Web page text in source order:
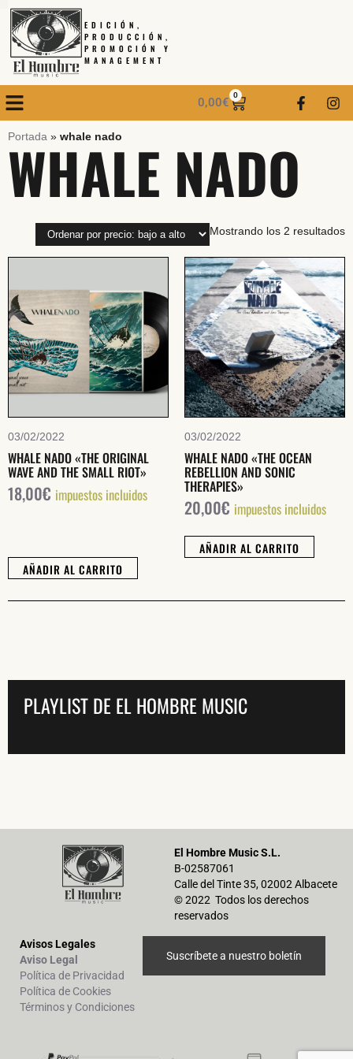
EDICIÓN,
PRODUCCIÓN,
PROMOCIÓN Y
MANAGEMENT
0,00€
0
Portada » whale nado
WHALE NADO
Mostrando los 2 resultados
03/02/2022
WHALE NADO «THE ORIGINAL
WAVE AND THE SMALL RIOT»
18,00€ impuestos incluidos
AÑADIR AL CARRITO
03/02/2022
WHALE NADO «THE OCEAN
REBELLION AND SONIC
THERAPIES»
20,00€ impuestos incluidos
AÑADIR AL CARRITO
PLAYLIST DE EL HOMBRE MUSIC
El Hombre Music S.L.
B-02587061
Calle del Tinte 35, 02002 Albacete
© 2022 Todos los derechos
reservados
Avisos Legales
Aviso Legal
Política de Privacidad
Política de Cookies
Términos y Condiciones
Suscríbete a nuestro boletín
SUSCRÍBETE A NUESTRO BOLETÍN
Política de Privacidad y laNota Legal